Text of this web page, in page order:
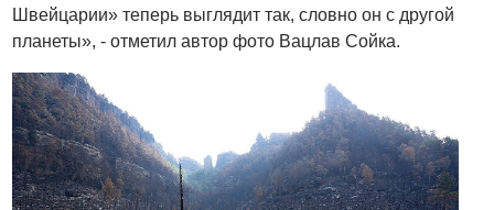
Швейцарии» теперь выглядит так, словно он с другой
планеты», - отметил автор фото Вацлав Сойка.